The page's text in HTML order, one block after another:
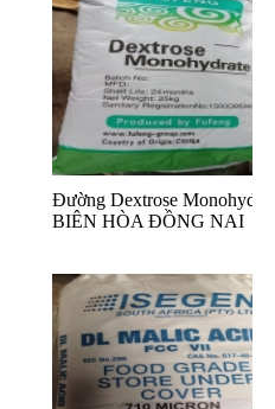
Đường Dextrose Monohydrate
BIÊN HÒA ĐỒNG NAI